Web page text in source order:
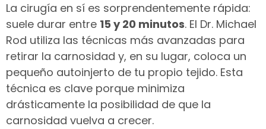
La cirugía en sí es sorprendentemente rápida:
suele durar entre 15 y 20 minutos. El Dr. Michael
Rod utiliza las técnicas más avanzadas para
retirar la carnosidad y, en su lugar, coloca un
pequeño autoinjerto de tu propio tejido. Esta
técnica es clave porque minimiza
drásticamente la posibilidad de que la
carnosidad vuelva a crecer.